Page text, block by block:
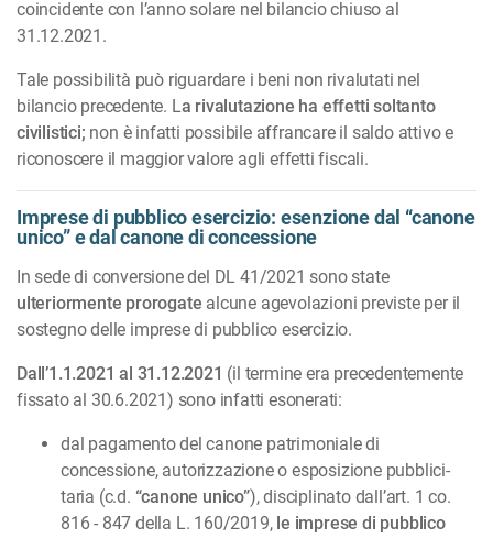
coincidente con l’anno solare nel bilancio chiuso al
31.12.2021.
Tale possibilità può riguardare i beni non rivalutati nel
bilancio precedente. La rivalutazione ha effetti soltanto
civilistici; non è infatti possibile affrancare il saldo attivo e
riconoscere il maggior valore agli effetti fiscali.
Imprese di pubblico esercizio: esenzione dal “canone
unico” e dal canone di concessione
In sede di conversione del DL 41/2021 sono state
ulteriormente prorogate alcune agevolazioni previste per il
sostegno delle imprese di pubblico esercizio.
Dall’1.1.2021 al 31.12.2021 (il termine era precedentemente
fissato al 30.6.2021) sono infatti eso­nerati:
dal pagamento del canone patrimoniale di
concessione, autorizzazione o esposizione pubblici­
taria (c.d. “canone unico”), disciplinato dall’art. 1 co.
816 - 847 della L. 160/2019, le imprese di pubblico